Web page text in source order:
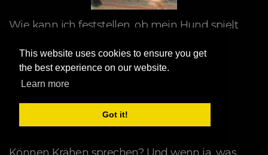
This website uses cookies to ensure you get
the best experience on our website.
Learn more
Got it!
Wie kann ich feststellen, ob mein Hund spielt